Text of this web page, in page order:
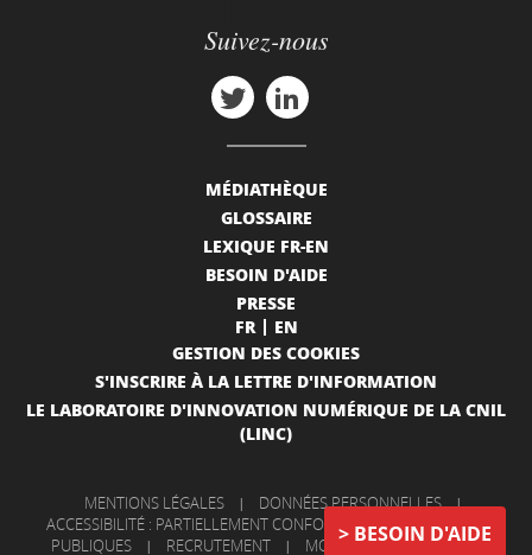
BESOIN D'AIDE
Suivez-nous
MÉDIATHÈQUE
GLOSSAIRE
LEXIQUE FR-EN
BESOIN D'AIDE
PRESSE
FR
EN
GESTION DES COOKIES
S'INSCRIRE À LA LETTRE D'INFORMATION
LE LABORATOIRE D'INNOVATION NUMÉRIQUE DE LA CNIL
(LINC)
MENTIONS LÉGALES | DONNÉES PERSONNELLES |
ACCESSIBILITÉ : PARTIELLEMENT CONFORME
|
INFORMATIONS
PUBLIQUES
| RECRUTEMENT | MON COMPTE | NOUS